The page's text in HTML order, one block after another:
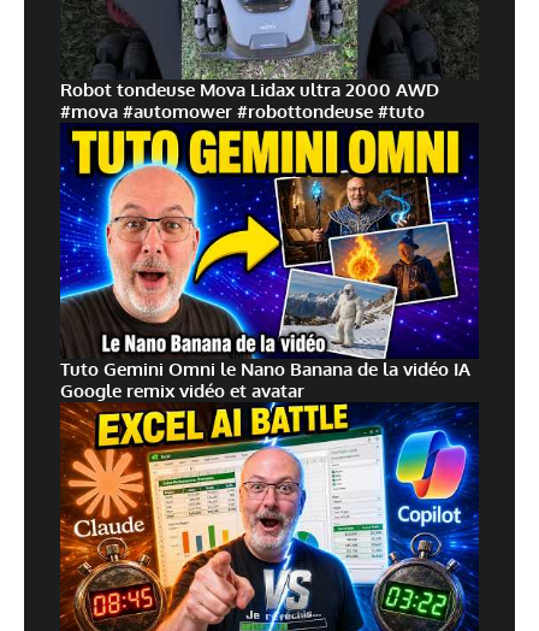
Robot tondeuse Mova Lidax ultra 2000 AWD
#mova #automower #robottondeuse #tuto
Tuto Gemini Omni le Nano Banana de la vidéo IA
Google remix vidéo et avatar